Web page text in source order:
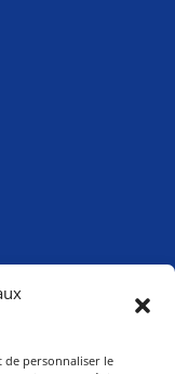
de personnaliser le